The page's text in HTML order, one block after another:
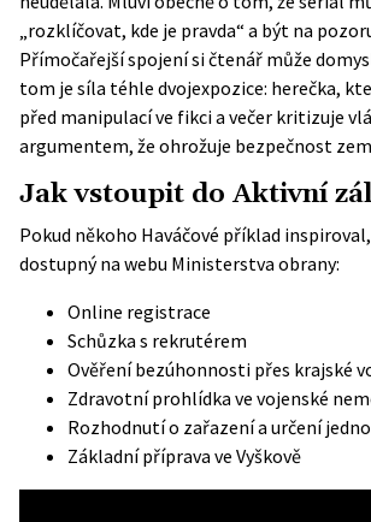
„rozklíčovat, kde je pravda“ a být na
Přímočařejší spojení si čtenář může
tom je síla téhle dvojexpozice: herečka,
před manipulací ve fikci a večer kritizuje
argumentem, že ohrožuje bezpečnost
Jak vstoupit do Aktivní
Pokud někoho Haváčové příklad
dostupný na webu Ministerstva obrany:
Online registrace
Schůzka s rekrutérem
Ověření bezúhonnosti přes krajské
Zdravotní prohlídka ve vojenské
Rozhodnutí o zařazení a určení
Základní příprava ve Vyškově